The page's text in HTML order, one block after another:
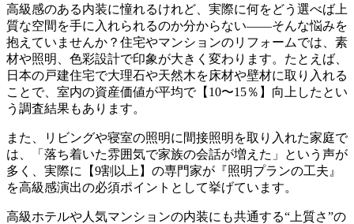
高級感のある内装に憧れるけれど、実際に何をどう選べば上
質な空間を手に入れられるのか分からない——そんな悩みを
抱えていませんか？住宅やマンションのリフォームでは、素
材や照明、色彩設計で印象が大きく変わります。たとえば、
日本の戸建住宅で大理石や天然木を床材や壁材に取り入れる
ことで、室内の資産価値が平均で【10〜15％】向上したとい
う調査結果もあります。
また、リビングや寝室の照明に間接照明を取り入れた家庭で
は、「落ち着いた雰囲気で家族の会話が増えた」という声が
多く、実際に【9割以上】の専門家が『照明プランの工夫』
を高級感演出の必須ポイントとして挙げています。
高級ホテルや人気マンションの内装にも共通する“上質さ”の